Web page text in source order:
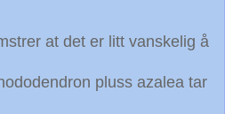
at det er litt vanskelig å
pluss azalea tar